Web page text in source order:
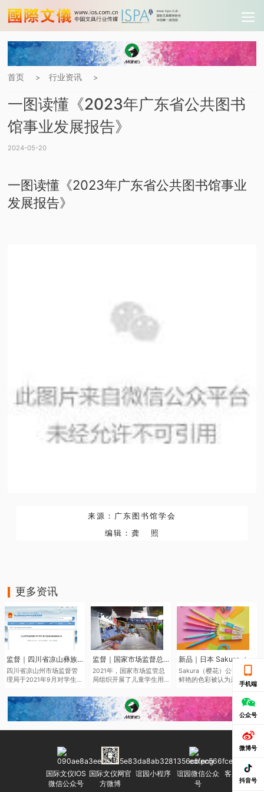
首页 > 行业资讯 >
一图读懂《2023年广东省公共图书
馆事业发展报告》
2024-05-20
一图读懂《2023年广东省公共图书馆事业
发展报告》
来源：广东图书馆学会
编辑：龚 照
更多资讯
监督｜四川省凉山彝族自治州市场监督管理局于近日发布了2021年第二批产品质量监督抽查结果
四川省凉山州市场监督管
理局于2021年9月对学生文
儿童学生用品开展质量监
督抽查545批次。其中，儿
童学生用品监督抽查307批
监督｜国家市场监督总局通报儿童学生用品产品2021年抽查情况
2021年，国家市场监管总
局组织开展了儿童学生用
查，共抽查了2050家企业
生产的2186批次儿童学生
用品，涉及玩具、童车、
头盔等7种产品。其中，学
生文具抽查不合格率
广东省等产地的生产企
业。
Sakura（樱花）公司鉴于
鲜艳的色彩被认为是2022
年的色彩趋势，该品牌现
在正在扩大其产品范围，
本次“Sakura Color
Products”新系列包括六种
和三种新的橡皮擦，每种
手机端
公众号
微博号
抖音号
国际文仪IOS
微信公众号
国际文仪网官
方微博
谊园小程序
谊园微信公众
号
客服微信号